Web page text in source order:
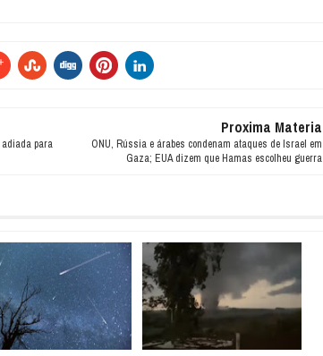
adiada para
Proxima Materia
ONU, Rússia e árabes condenam ataques de Israel em
Gaza; EUA dizem que Hamas escolheu guerra